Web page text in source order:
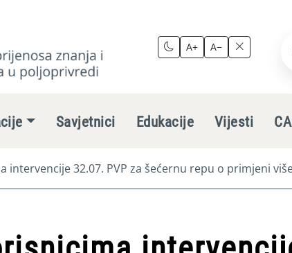
A+ A−
Savjetnici Edukacije Vijesti
intervencije 32.07. PVP za šećernu repu o primjeni